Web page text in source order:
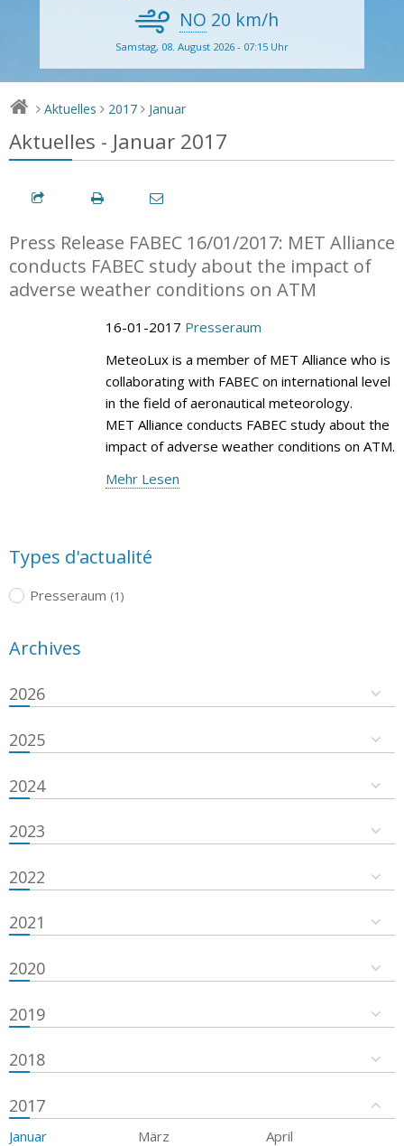
NO 20 km/h
Samstag, 08. August 2026 - 07:15 Uhr
> Aktuelles > 2017 > Januar
Aktuelles - Januar 2017
Press Release FABEC 16/01/2017: MET Alliance
conducts FABEC study about the impact of
adverse weather conditions on ATM
16-01-2017 Presseraum
MeteoLux is a member of MET Alliance who is
collaborating with FABEC on international level
in the field of aeronautical meteorology.
MET Alliance conducts FABEC study about the
impact of adverse weather conditions on ATM.
Mehr Lesen
Types d'actualité
Presseraum (1)
Archives
2026
2025
2024
2023
2022
2021
2020
2019
2018
2017
Januar März
April